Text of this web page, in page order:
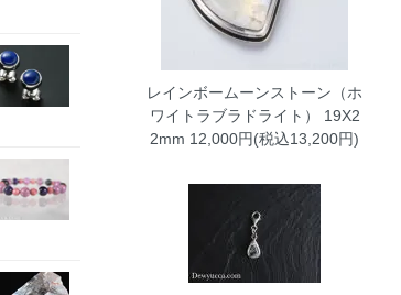
レインボームーンストーン（ホ
ワイトラブラドライト）
19X2
2mm 12,000円(税込13,200円)